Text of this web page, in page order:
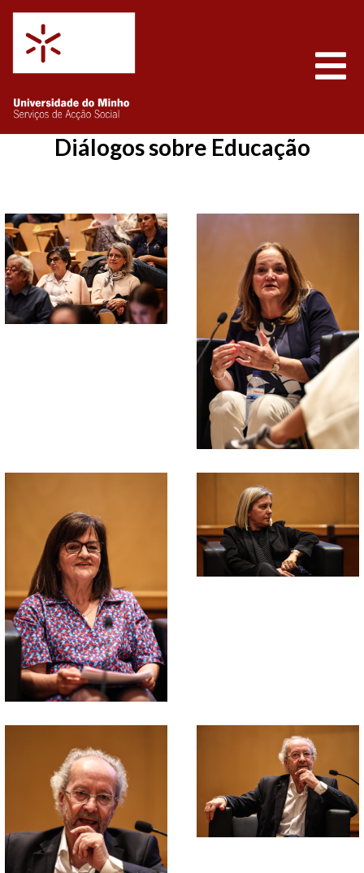
Saltar para o conteúdo
Diálogos sobre Educação